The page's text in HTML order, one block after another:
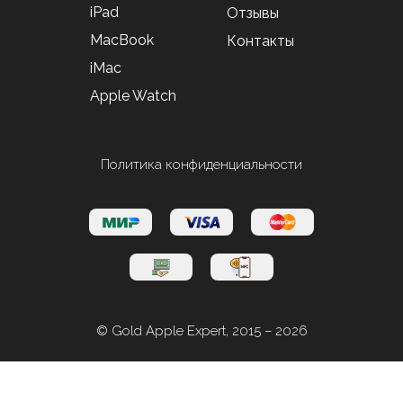
Политика конфиденциальности
iPad
MacBook
iMac
Apple Watch
Отзывы
Контакты
© Gold Apple Expert, 2015 – 2026